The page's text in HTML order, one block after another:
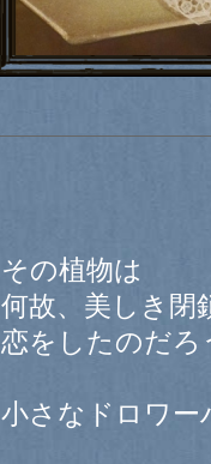
その植物は
何故、美しき閉
恋をしたのだ
小さなドロワー